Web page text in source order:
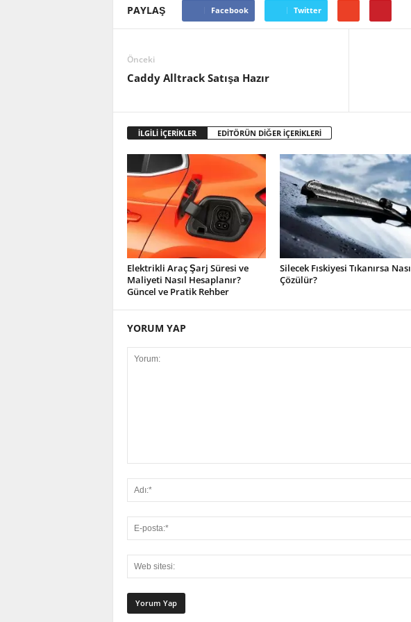
PAYLAŞ Facebook Twitter
Önceki
Caddy Alltrack Satışa Hazır
İLGİLİ İÇERİKLER EDİTÖRÜN DİĞER İÇERİKLERİ
Elektrikli Araç Şarj Süresi ve
Maliyeti Nasıl Hesaplanır?
Güncel ve Pratik Rehber
Silecek Fıskiyesi Tıkanırsa
Çözülür?
YORUM YAP